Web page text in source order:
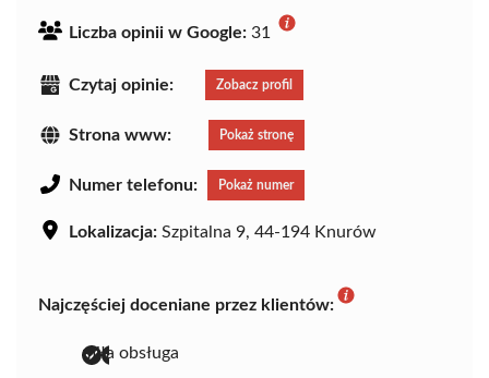
Liczba opinii w Google: 31
Czytaj opinie: Zobacz profil
Strona www: Pokaż stronę
Numer telefonu: Pokaż numer
Lokalizacja: Szpitalna 9, 44-194 Knurów
Najczęściej doceniane przez klientów:
miła obsługa